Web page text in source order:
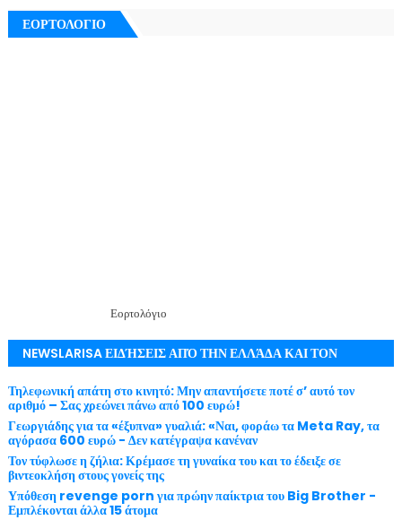
ΕΟΡΤΟΛΟΓΙΟ
Εορτολόγιο
NEWSLARISA ΕΙΔΉΣΕΙΣ ΑΠΌ ΤΗΝ ΕΛΛΆΔΑ ΚΑΙ ΤΟΝ
ΚΌΣΜΟ ΜΕ ΕΓΚΥΡΌΤΗΤΑ
Τηλεφωνική απάτη στο κινητό: Μην απαντήσετε ποτέ σ’ αυτό τον
αριθμό – Σας χρεώνει πάνω από 100 ευρώ!
Γεωργιάδης για τα «έξυπνα» γυαλιά: «Ναι, φοράω τα Meta Ray, τα
αγόρασα 600 ευρώ - Δεν κατέγραψα κανέναν
Τον τύφλωσε η ζήλια: Κρέμασε τη γυναίκα του και το έδειξε σε
βιντεοκλήση στους γονείς της
Υπόθεση revenge porn για πρώην παίκτρια του Big Brother -
Εμπλέκονται άλλα 15 άτομα